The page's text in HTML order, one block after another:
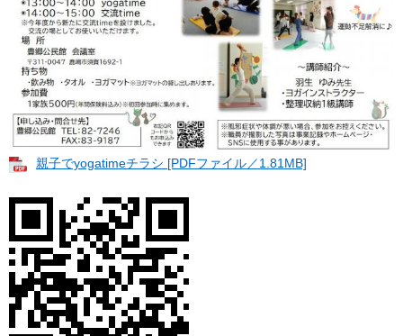
親子でyogatimeチラシ [PDFファイル／1.81MB]